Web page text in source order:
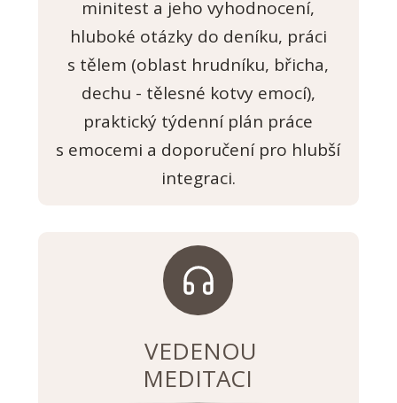
minitest a jeho vyhodnocení,
hluboké otázky do deníku, práci
s tělem (oblast hrudníku, břicha,
dechu - tělesné kotvy emocí),
praktický týdenní plán práce
s emocemi a doporučení pro hlubší
integraci.
VEDENOU
MEDITACI